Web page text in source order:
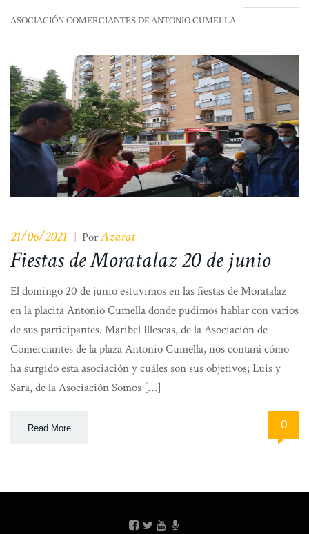
ASOCIACIÓN COMERCIANTES DE ANTONIO CUMELLA
21/06/2021 PorAzarat
Fiestas de Moratalaz 20 de junio
El domingo 20 de junio estuvimos en las fiestas de Moratalaz
en la placita Antonio Cumella donde pudimos hablar con varios
de sus participantes. Maribel Illescas, de la Asociación de
Comerciantes de la plaza Antonio Cumella, nos contará cómo
ha surgido esta asociación y cuáles son sus objetivos; Luis y
Sara, de la Asociación Somos […]
Read More 0